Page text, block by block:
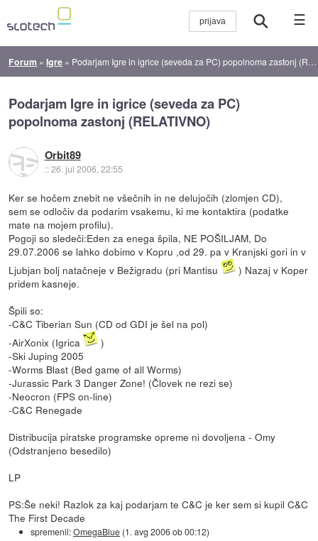
☰
Forum »Igre » Podarjam Igre in igrice (seveda za PC) popolnoma zastonj (RELATIVNO)
Podarjam Igre in igrice (seveda za PC)
popolnoma zastonj (RELATIVNO)
Orbit89
::26. jul 2006, 22:55
Ker se hočem znebit ne všečnih in ne delujočih (zlomjen CD),
sem se odločiv da podarim vsakemu, ki me kontaktira (podatke
mate na mojem profilu).
Pogoji so sledeči:Eden za enega špila, NE POŠILJAM, Do
29.07.2006 se lahko dobimo v Kopru ,od 29. pa v Kranjski gori in v
Ljubjan bolj natačneje v Bežigradu (pri Mantisu
) Nazaj v Koper
pridem kasneje.
Špili so:
-C&C Tiberian Sun (CD od GDI je šel na pol)
-AirXonix (Igrica
)
-Ski Juping 2005
-Worms Blast (Bed game of all Worms)
-Jurassic Park 3 Danger Zone! (Človek ne rezi se)
-Neocron (FPS on-line)
-C&C Renegade
Distribucija piratske programske opreme ni dovoljena - Omy
(Odstranjeno besedilo)
LP
PS:Še neki! Razlok za kaj podarjam te C&C je ker sem si kupil C&C
The First Decade
spremenil:OmegaBlue (1. avg 2006 ob 00:12)